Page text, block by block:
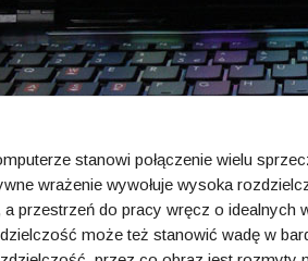
stanowi połączenie wielu
wrażenie wywołuje wysoka
przestrzeń do pracy wręcz o idealnych
może też stanowić wadę w